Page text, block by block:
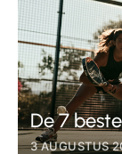
De 7
3 AUGUSTUS